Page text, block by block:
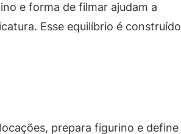
e forma de filmar ajudam a
Esse equilíbrio é construído
prepara figurino e define